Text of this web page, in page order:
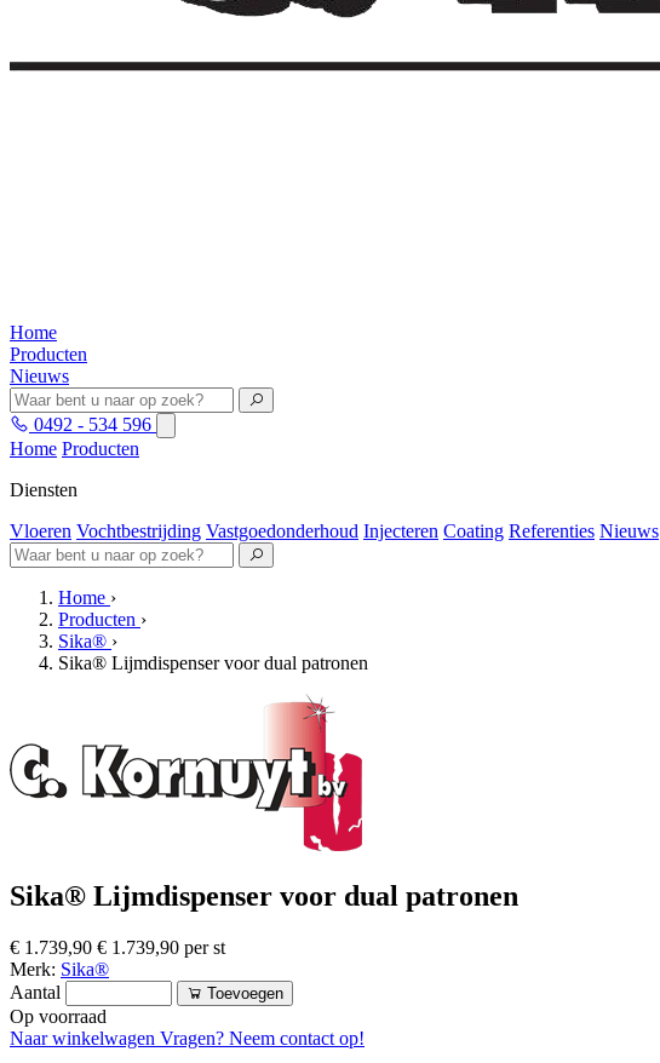
Home
Producten
Nieuws
0492 - 534 596
Home Producten
Diensten
Vloeren Vochtbestrijding Vastgoedonderhoud Injecteren Coating Referenties Nieuws
Home ›
Producten ›
Sika® ›
Sika® Lijmdispenser voor dual patronen
Sika® Lijmdispenser voor dual patronen
€ 1.739,90 € 1.739,90 per st
Merk: Sika®
Aantal
Toevoegen
Op voorraad
Naar winkelwagen Vragen? Neem contact op!